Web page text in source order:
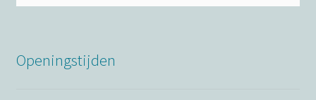
Openingstijden